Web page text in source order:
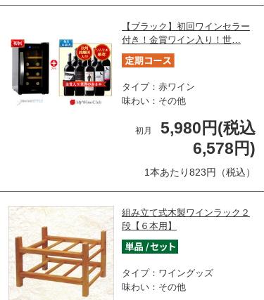
【ブラック】初回ワインセラー
付き！金賞ワイン入り！世…
タイプ：赤ワイン
味わい：その他
初月
5,980円(税込
6,578円)
1本あたり823円（税込）
組み立て式木製ワインラック２
段【６本用】
タイプ：ワイングッズ
味わい：その他